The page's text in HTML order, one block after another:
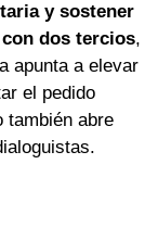
y sostener
dos tercios,
apunta a elevar
el pedido
también abre